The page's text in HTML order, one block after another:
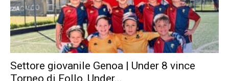
Settore giovanile Genoa | Under 8 vince
Torneo di Follo, Under...